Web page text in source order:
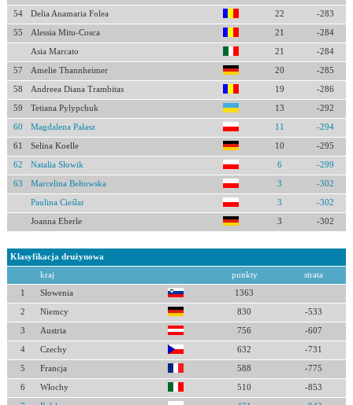
54 Delia Anamaria Folea 22 -283
55 Alessia Mitu-Cosca 21 -284
Asia Marcato 21 -284
57 Amelie Thannheimer 20 -285
58 Andreea Diana Trambitas 19 -286
59 Tetiana Pylypchuk 13 -292
60 Magdalena Pałasz 11 -294
61 Selina Koelle 10 -295
62 Natalia Słowik 6 -299
63 Marcelina Bełtowska 3 -302
Paulina Cieślar 3 -302
Joanna Eberle 3 -302
Klasyfikacja drużynowa
kraj punkty strata
1 Słowenia 1363
2 Niemcy 830 -533
3 Austria 756 -607
4 Czechy 632 -731
5 Francja 588 -775
6 Włochy 510 -853